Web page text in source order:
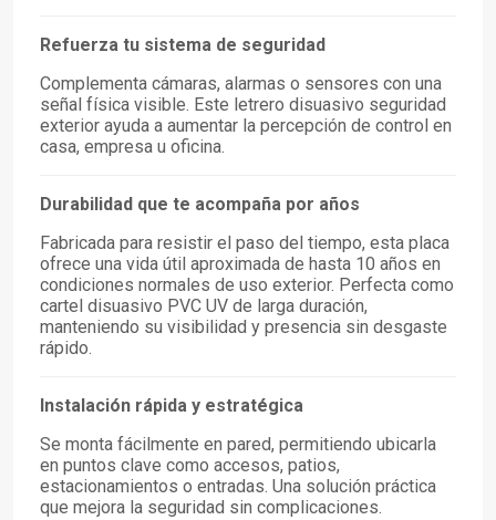
Refuerza tu sistema de seguridad
Complementa cámaras, alarmas o sensores con una
señal física visible. Este letrero disuasivo seguridad
exterior ayuda a aumentar la percepción de control en
casa, empresa u oficina.
Durabilidad que te acompaña por años
Fabricada para resistir el paso del tiempo, esta placa
ofrece una vida útil aproximada de hasta 10 años en
condiciones normales de uso exterior. Perfecta como
cartel disuasivo PVC UV de larga duración,
manteniendo su visibilidad y presencia sin desgaste
rápido.
Instalación rápida y estratégica
Se monta fácilmente en pared, permitiendo ubicarla
en puntos clave como accesos, patios,
estacionamientos o entradas. Una solución práctica
que mejora la seguridad sin complicaciones.